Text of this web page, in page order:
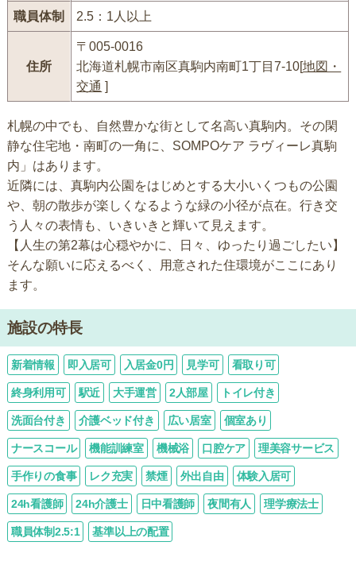
職員体制 2.5：1人以上
住所
〒005-0016
北海道札幌市南区真駒内南町1丁目7-10[地図・
交通 ]
札幌の中でも、自然豊かな街として名高い真駒内。その閑
静な住宅地・南町の一角に、SOMPOケア ラヴィーレ真駒
内」はあります。
近隣には、真駒内公園をはじめとする大小いくつもの公園
や、朝の散歩が楽しくなるような緑の小径が点在。行き交
う人々の表情も、いきいきと輝いて見えます。
【人生の第2幕は心穏やかに、日々、ゆったり過ごしたい】
そんな願いに応えるべく、用意された住環境がここにあり
ます。
施設の特長
新着情報 即入居可 入居金0円 見学可 看取り可
終身利用可 駅近 大手運営 2人部屋 トイレ付き
洗面台付き 介護ベッド付き 広い居室 個室あり
ナースコール 機能訓練室 機械浴 口腔ケア 理美容サービス
手作りの食事 レク充実 禁煙 外出自由 体験入居可
24h看護師 24h介護士 日中看護師 夜間有人 理学療法士
職員体制2.5:1 基準以上の配置